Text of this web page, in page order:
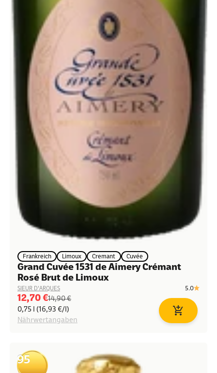
Frankreich Limoux Cremant Cuvée
Grand Cuvée 1531 de Aimery Crémant
Rosé Brut de Limoux
SIEUR D'ARQUES 5.0
Angebot
12,70 €Regulärer Preis
14,90 €
0,75 l (16,93 €/l)
Nährwertangaben
In den
95